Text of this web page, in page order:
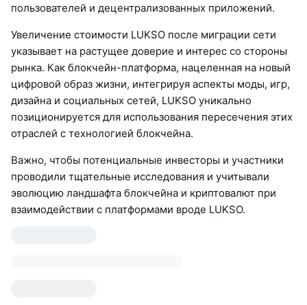
пользователей и децентрализованных приложений.
Увеличение стоимости LUKSO после миграции сети
указывает на растущее доверие и интерес со стороны
рынка. Как блокчейн-платформа, нацеленная на новый
цифровой образ жизни, интегрируя аспекты моды, игр,
дизайна и социальных сетей, LUKSO уникально
позиционируется для использования пересечения этих
отраслей с технологией блокчейна.
Важно, чтобы потенциальные инвесторы и участники
проводили тщательные исследования и учитывали
эволюцию ландшафта блокчейна и криптовалют при
взаимодействии с платформами вроде LUKSO.